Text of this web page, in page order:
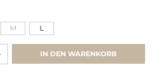
M L
IN DEN WARENKORB